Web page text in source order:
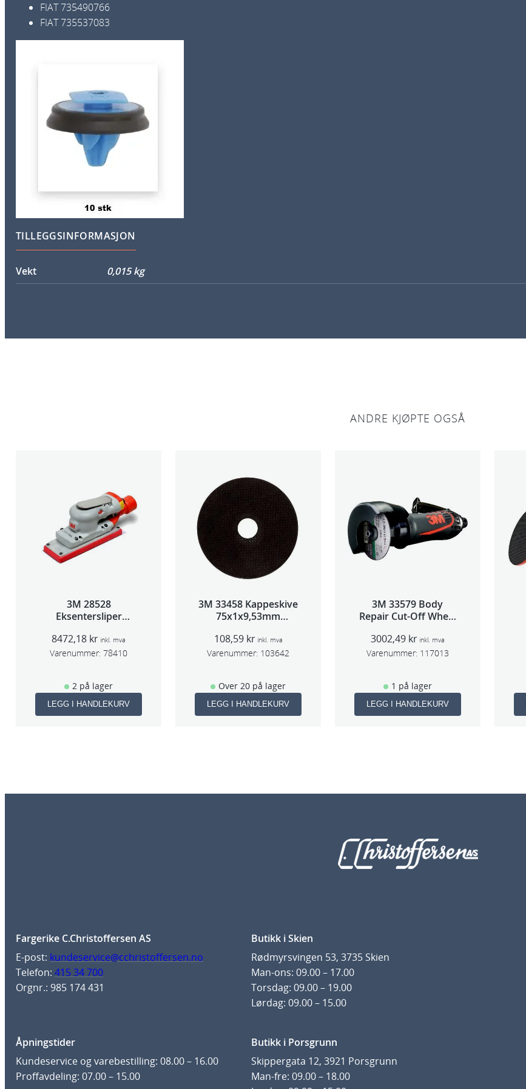
a
FIAT735490766
FIAT735537083
TILLEGGSINFORMASJON
Vekt 0,015 kg
ANDRE KJØPTE OGSÅ
3M 28528
Eksentersliper
slag 70×198
8472,18 kr inkl. mva
Varenummer: 78410
2 på lager
LEGG I HANDLEKURV
3M 33458 Kappeskive
75x1x9,53mm
108,59 kr inkl. mva
Varenummer: 103642
Over 20 på lager
LEGG I HANDLEKURV
3M 33579 Body
Repair Cut-Off Wheel
3002,49 kr inkl. mva
Varenummer: 117013
1 på lager
LEGG I HANDLEKURV
Fargerike C.Christoffersen AS
E-post: kundeservice@cchristoffersen.no
Telefon: 415 34 700
Orgnr.: 985 174 431
Butikk i Skien
Rødmyrsvingen 53, 3735 Skien
Man-ons: 09.00 – 17.00
Torsdag: 09.00 – 19.00
Lørdag: 09.00 – 15.00
Åpningstider
Kundeservice og varebestilling: 08.00 – 16.00
Proffavdeling: 07.00 – 15.00
Butikk i Porsgrunn
Skippergata 12, 3921 Porsgrunn
Man-fre: 09.00 – 18.00